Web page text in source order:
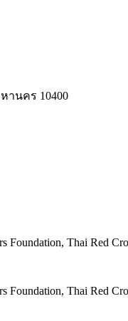
านคร 10400
Thai Red
Thai Red